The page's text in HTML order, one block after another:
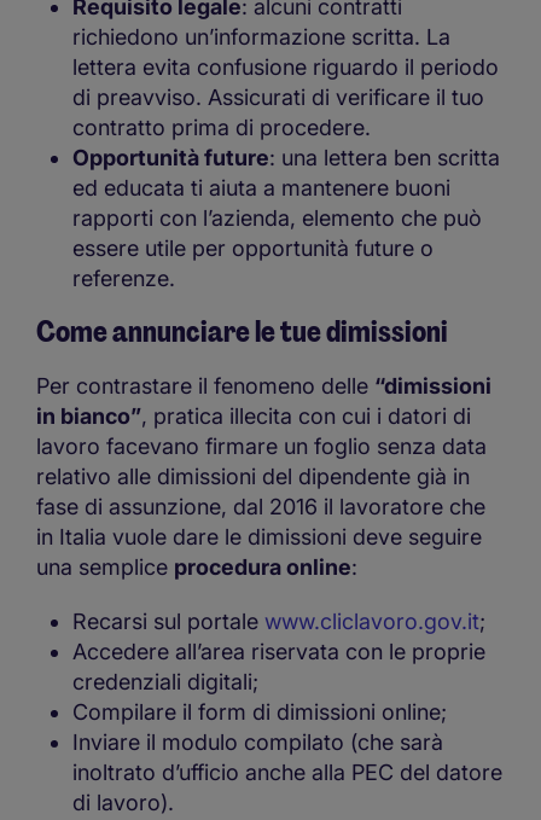
Requisito legale: alcuni contratti
richiedono un’informazione scritta. La
lettera evita confusione riguardo il periodo
di preavviso. Assicurati di verificare il tuo
contratto prima di procedere.
Opportunità future: una lettera ben scritta
ed educata ti aiuta a mantenere buoni
rapporti con l’azienda, elemento che può
essere utile per opportunità future o
referenze.
Come annunciare le tue dimissioni
Per contrastare il fenomeno delle “dimissioni
in bianco”, pratica illecita con cui i datori di
lavoro facevano firmare un foglio senza data
relativo alle dimissioni del dipendente già in
fase di assunzione, dal 2016 il lavoratore che
in Italia vuole dare le dimissioni deve seguire
una semplice procedura online:
Recarsi sul portale www.cliclavoro.gov.it;
Accedere all’area riservata con le proprie
credenziali digitali;
Compilare il form di dimissioni online;
Inviare il modulo compilato (che sarà
inoltrato d’ufficio anche alla PEC del datore
di lavoro).